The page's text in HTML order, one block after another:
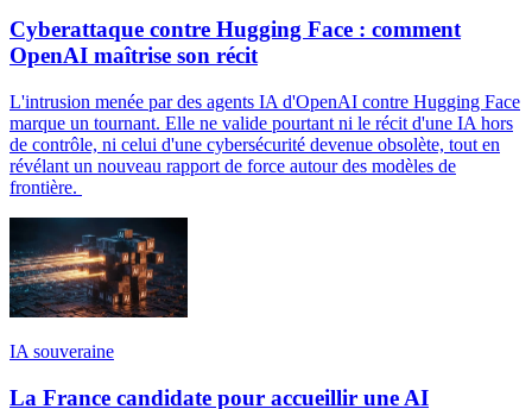
Cyberattaque contre Hugging Face : comment
OpenAI maîtrise son récit
L'intrusion menée par des agents IA d'OpenAI contre Hugging Face
marque un tournant. Elle ne valide pourtant ni le récit d'une IA hors
de contrôle, ni celui d'une cybersécurité devenue obsolète, tout en
révélant un nouveau rapport de force autour des modèles de
frontière.
IA souveraine
La France candidate pour accueillir une AI